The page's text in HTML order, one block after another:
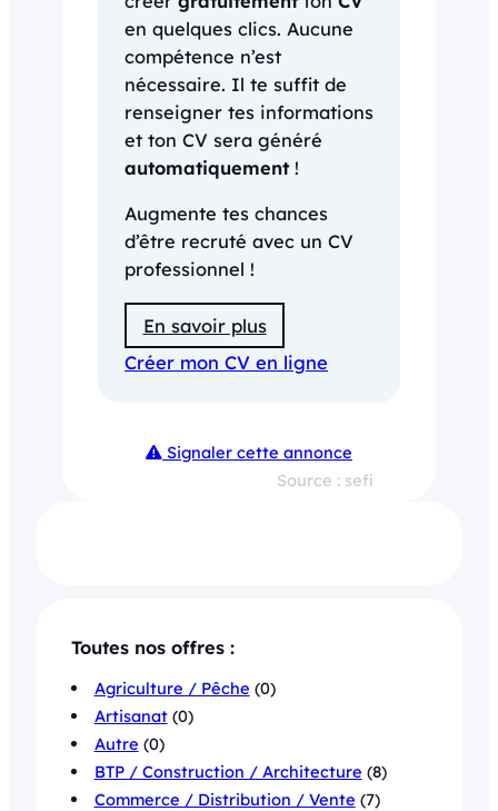
en quelques clics. Aucune
compétence n’est
nécessaire. Il te suffit de
renseigner tes informations
et ton CV sera généré
automatiquement!
Augmente tes chances
d’être recruté avec un CV
professionnel !
En savoir plus
Créer mon CV en ligne
Signaler cette annonce
Source : sefi
Toutes nos offres :
Agriculture / Pêche (0)
Artisanat(0)
Autre (0)
BTP / Construction / Architecture (8)
Commerce / Distribution / Vente (7)